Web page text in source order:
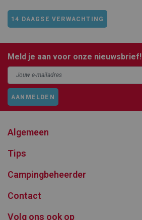
14 DAAGSE VERWACHTING
Meld je aan voor onze nieuwsbrief!
AANMELDEN
Algemeen
Tips
Campingbeheerder
Contact
Volg ons ook op